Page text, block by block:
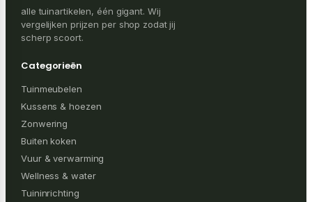
alle tuinartikelen, één gigant. Wij
vergelijken prijzen per shop zodat jij
scherp scoort.
Categorieën
Tuinmeubelen
Kussens & hoezen
Zonwering
Buiten koken
Vuur & verwarming
Wellness & water
Tuininrichting